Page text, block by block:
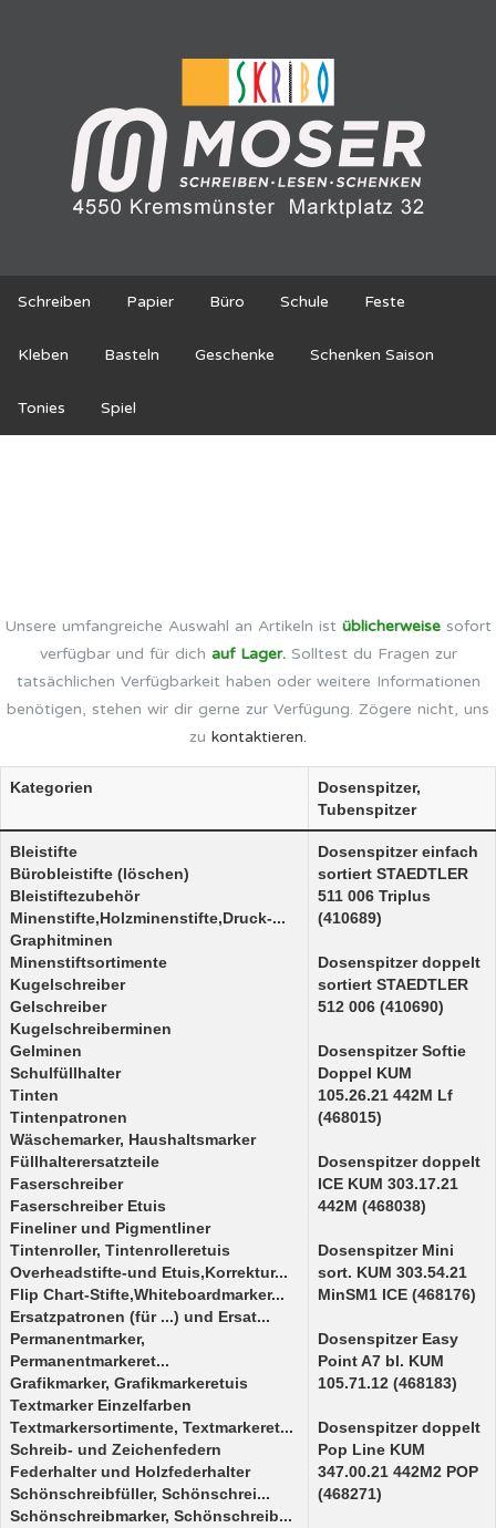
Schreiben Papier Büro Schule Feste
Kleben Basteln Geschenke Schenken Saison
Tonies Spiel
Unsere umfangreiche Auswahl an Artikeln ist üblicherweise sofort
verfügbar und für dich auf Lager.Solltest du Fragen zur
tatsächlichen Verfügbarkeit haben oder weitere Informationen
benötigen, stehen wir dir gerne zur Verfügung. Zögere nicht, uns
zu kontaktieren.
Kategorien
Dosenspitzer,
Tubenspitzer
Bleistifte
Bürobleistifte (löschen)
Bleistiftezubehör
Minenstifte,Holzminenstifte,Druck-...
Graphitminen
Minenstiftsortimente
Kugelschreiber
Gelschreiber
Kugelschreiberminen
Gelminen
Schulfüllhalter
Tinten
Tintenpatronen
Wäschemarker, Haushaltsmarker
Füllhalterersatzteile
Faserschreiber
Faserschreiber Etuis
Fineliner und Pigmentliner
Tintenroller, Tintenrolleretuis
Overheadstifte-und Etuis,Korrektur...
Flip Chart-Stifte,Whiteboardmarker...
Ersatzpatronen (für ...) und Ersat...
Permanentmarker,
Permanentmarkeret...
Grafikmarker, Grafikmarkeretuis
Textmarker Einzelfarben
Textmarkersortimente, Textmarkeret...
Schreib- und Zeichenfedern
Federhalter und Holzfederhalter
Schönschreibfüller, Schönschrei...
Schönschreibmarker, Schönschreib...
Dosenspitzer einfach
sortiert STAEDTLER
511 006 Triplus
(410689)
Dosenspitzer doppelt
sortiert STAEDTLER
512 006 (410690)
Dosenspitzer Softie
Doppel KUM
105.26.21 442M Lf
(468015)
Dosenspitzer doppelt
ICE KUM 303.17.21
442M (468038)
Dosenspitzer Mini
sort. KUM 303.54.21
MinSM1 ICE (468176)
Dosenspitzer Easy
Point A7 bl. KUM
105.71.12 (468183)
Dosenspitzer doppelt
Pop Line KUM
347.00.21 442M2 POP
(468271)